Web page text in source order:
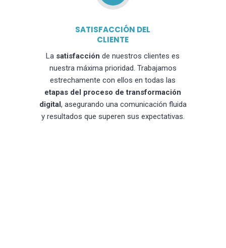
SATISFACCIÓN DEL
CLIENTE
La satisfacción de nuestros clientes es
nuestra máxima prioridad. Trabajamos
estrechamente con ellos en todas las
etapas del proceso de transformación
digital, asegurando una comunicación fluida
y resultados que superen sus expectativas.